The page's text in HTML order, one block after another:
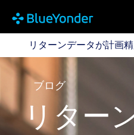
リターンデータが計画精度
リターンデータが計画
ブログ
リター